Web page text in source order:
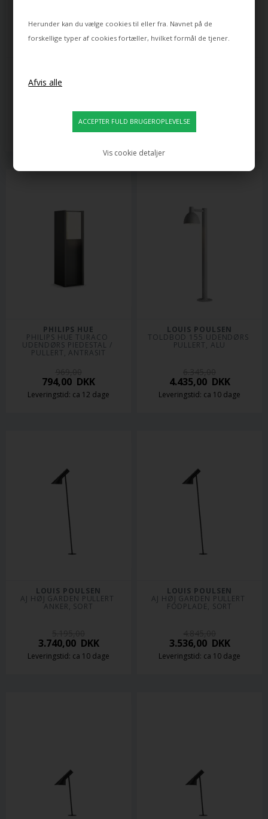
Herunder kan du vælge cookies til eller fra. Navnet på de
forskellige typer af cookies fortæller, hvilket formål de tjener.
Vis cookie detaljer
AND COLOR AMBIANCE
1.419,00
DKK
Leveringstid: ca 12 dage
3.245,00
2.445,00
Leveringstid: ca 12 dage
PHILIPS HUE
PHILIPS HUE TURACO
UDENDØRS PIEDESTAL /
PULLERT, ANTRASIT
794,00 DKK
Leveringstid: ca 12 dage
LOUIS POULSEN
TOLDBOD 155 UDENDØRS
PULLERT, ALU
4.435,00DKK
Leveringstid: ca 10 dage
LOUIS POULSEN
AJ HØJ GARDEN PULLERT
ANKER, SORT
3.740,00DKK
Leveringstid: ca 10 dage
LOUIS POULSEN
AJ HØJ GARDEN PULLERT
FODPLADE, SORT
3.536,00DKK
Leveringstid: ca 10 dage